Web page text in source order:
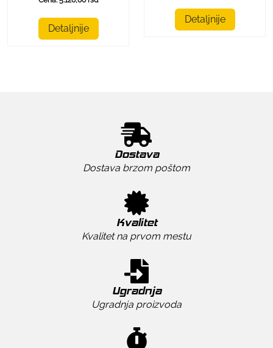
Detaljnije
Detaljnije
Dostava
Dostava brzom poštom
Kvalitet
Kvalitet na prvom mestu
Ugradnja
Ugradnja proizvoda